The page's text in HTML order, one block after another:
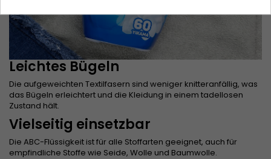
Leichtes Bügeln
Die aufgeweichten Textilfasern sind weniger knitteranfällig, was
das Bügeln erleichtert und die Kleidung in einem tadellosen
Zustand hält.
Vielseitig einsetzbar
Die ABC-Flüssigkeit ist für alle Stoffarten geeignet, auch für
empfindliche Stoffe wie Seide, Wolle und Baumwolle.